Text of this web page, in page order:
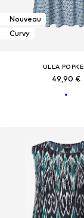
Nouveau
Curvy
ULLA
49,90 €